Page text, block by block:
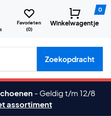
Favorieten
(0)
0
Winkelwagentje
merken etc.
Zoekopdracht
- Geldig t/m 12/8
assortiment